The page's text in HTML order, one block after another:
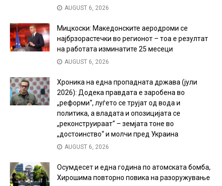
AUGUST 6, 2026
Мицкоски: Македонските аеродроми се
најбрзорастечки во регионот – тоа е резултат
на работата изминатите 25 месеци
AUGUST 6, 2026
Хроника на една пропадната држава (јули
2026): Додека правдата е заробена во
„реформи“, луѓето се трујат од вода и
политика, а владата и опозицијата се
„реконструираат“ – земјата тоне во
„достоинство“ и молчи пред Украина
AUGUST 6, 2026
Осумдесет и една година по атомската бомба,
Хирошима повторно повика на разоружување